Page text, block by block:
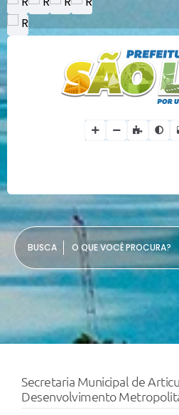
O QUE VOCÊ PROCURA?
Secretaria Municipal de
Desenvolvimento